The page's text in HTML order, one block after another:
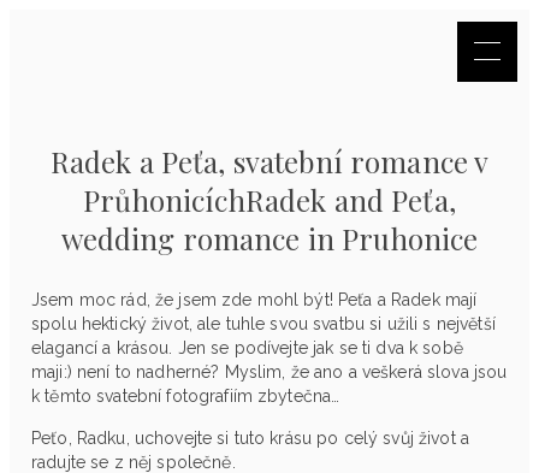
Radek a Peťa, svatební romance v
PrůhonicíchRadek and Peťa,
wedding romance in Pruhonice
Jsem moc rád, že jsem zde mohl být! Peťa a Radek mají
spolu hektický život, ale tuhle svou svatbu si užili s největší
elagancí a krásou. Jen se podívejte jak se ti dva k sobě
maji:) není to nadherné? Myslim, že ano a veškerá slova jsou
k těmto svatební fotografiím zbytečna…
Peťo, Radku, uchovejte si tuto krásu po celý svůj život a
radujte se z něj společně.